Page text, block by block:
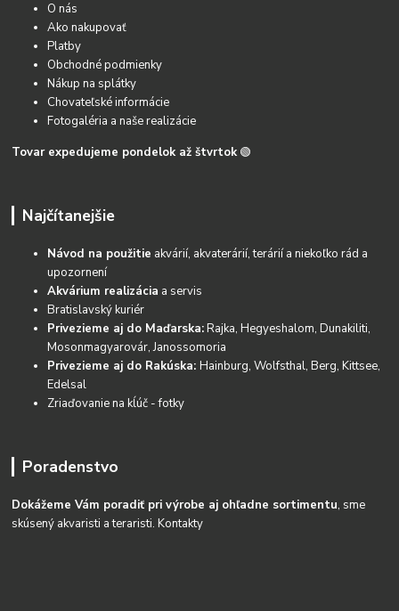
O nás
Ako nakupovať
Platby
Obchodné podmienky
Nákup na splátky
Chovateľské informácie
Fotogaléria a naše realizácie
Tovar expedujeme pondelok až štvrtok 🟢
Najčítanejšie
Návod na použitie akvárií, akvaterárií, terárií a niekoľko rád a
upozornení
Akvárium realizácia a servis
Bratislavský kuriér
Privezieme aj do Maďarska:Rajka, Hegyeshalom, Dunakiliti,
Mosonmagyarovár, Janossomoria
Privezieme aj do Rakúska:Hainburg, Wolfsthal, Berg, Kittsee,
Edelsal
Zriaďovanie na kĺúč - fotky
Poradenstvo
Dokážeme Vám poradiť pri výrobe aj ohľadne sortimentu, sme
skúsený akvaristi a teraristi.Kontakty